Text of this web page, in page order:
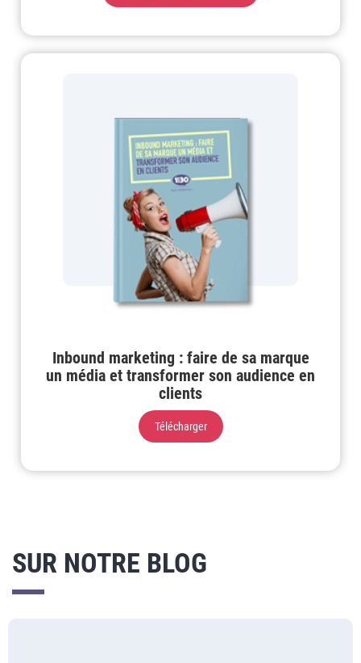
Inbound marketing : faire de sa marque
un média et transformer son audience en
clients
Télécharger
SUR NOTRE BLOG